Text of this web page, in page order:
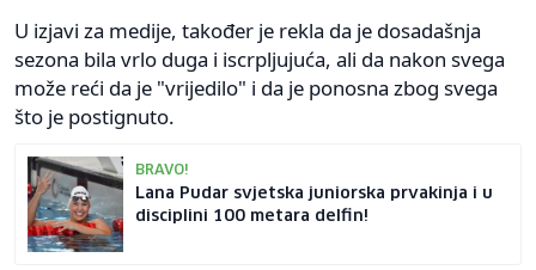
U izjavi za medije, također je rekla da je dosadašnja
sezona bila vrlo duga i iscrpljujuća, ali da nakon svega
može reći da je "vrijedilo" i da je ponosna zbog svega
što je postignuto.
BRAVO!
Lana Pudar svjetska juniorska prvakinja i u
disciplini 100 metara delfin!